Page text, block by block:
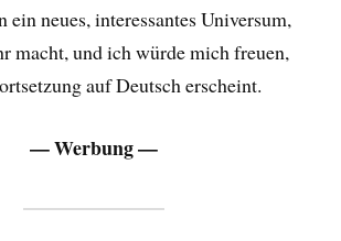
neues, interessantes Universum,
macht, und ich würde mich freuen,
auf Deutsch erscheint.
— Werbung —